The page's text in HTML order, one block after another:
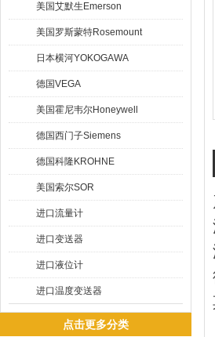
美国艾默生Emerson
美国罗斯蒙特Rosemount
日本横河YOKOGAWA
德国VEGA
美国霍尼韦尔Honeywell
德国西门子Siemens
德国科隆KROHNE
美国索尔SOR
进口流量计
进口变送器
进口液位计
进口温度变送器
点击更多分类